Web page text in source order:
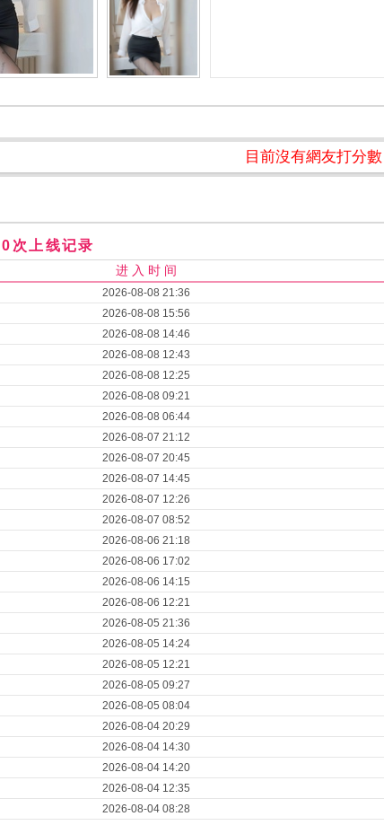
目前沒有網友打分數
次上线记录
进 入 时 间
2026-08-08 21:36
2026-08-08 15:56
2026-08-08 14:46
2026-08-08 12:43
2026-08-08 12:25
2026-08-08 09:21
2026-08-08 06:44
2026-08-07 21:12
2026-08-07 20:45
2026-08-07 14:45
2026-08-07 12:26
2026-08-07 08:52
2026-08-06 21:18
2026-08-06 17:02
2026-08-06 14:15
2026-08-06 12:21
2026-08-05 21:36
2026-08-05 14:24
2026-08-05 12:21
2026-08-05 09:27
2026-08-05 08:04
2026-08-04 20:29
2026-08-04 14:30
2026-08-04 14:20
2026-08-04 12:35
2026-08-04 08:28